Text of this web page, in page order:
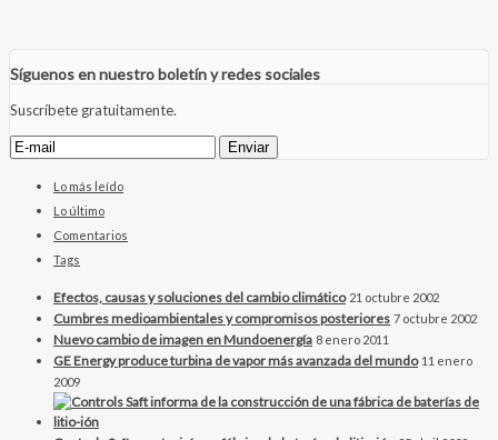
Síguenos en nuestro boletín y redes sociales
Suscríbete gratuitamente.
Lo más leído
Lo último
Comentarios
Tags
Efectos, causas y soluciones del cambio climático 21 octubre 2002
Cumbres medioambientales y compromisos posteriores 7 octubre 2002
Nuevo cambio de imagen en Mundoenergía 8 enero 2011
GE Energy produce turbina de vapor más avanzada del mundo 11 enero
2009